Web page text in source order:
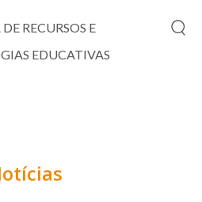
RECURSOS E
EDUCATIVAS